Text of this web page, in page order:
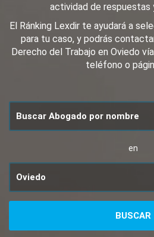
actividad de respuestas
El Ránking Lexdir te ayudará a
para tu caso, y podrás
Derecho del Trabajo en Oviedo
teléfono o
en